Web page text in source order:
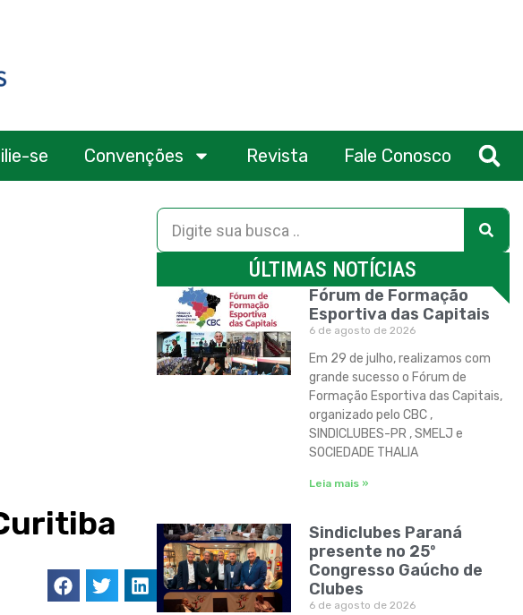
se Convenções Revista Fale Conosco
ÚLTIMAS NOTÍCIAS
Fórum de Formação
Esportiva das Capitais
6 de agosto de 2026
Em 29 de julho, realizamos com
grande sucesso o Fórum de
Formação Esportiva das Capitais,
organizado pelo CBC ,
SINDICLUBES-PR , SMELJ e
SOCIEDADE THALIA
Leia mais »
Sindiclubes Paraná
presente no 25º
Congresso Gaúcho de
Clubes
6 de agosto de 2026